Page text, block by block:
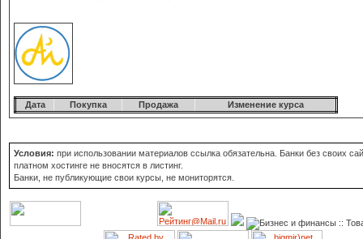
Дата Покупка Продажа Изменение курса
Условия: при использовании материалов ссылка обязательна. Банки без своих
платном хостинге не вносятся в листинг.
Банки, не публикующие свои курсы, не мониторятся.